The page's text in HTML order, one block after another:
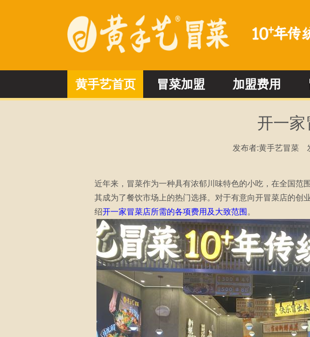
黄手艺首页 冒菜加盟 加盟费用冒菜加
开一家
发布者:黄手艺冒菜
近年来，冒菜作为一种具有浓郁川味特色的小吃，在全国范
其成为了餐饮市场上的热门选择。对于有意向开冒菜店的创
绍开一家冒菜店所需的各项费用及大致范围 。